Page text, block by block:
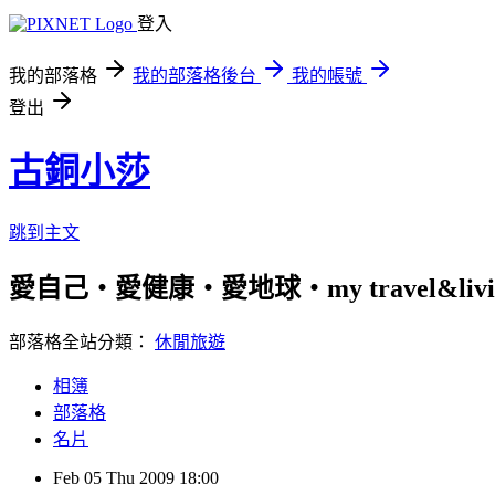
登入
我的部落格 我的部落格後台
我的帳號
登出
古銅小莎
跳到主文
愛自己‧愛健康‧愛地球‧my
部落格全站分類： 休閒旅遊
相簿
部落格
名片
Feb 05 Thu 2009 18:00